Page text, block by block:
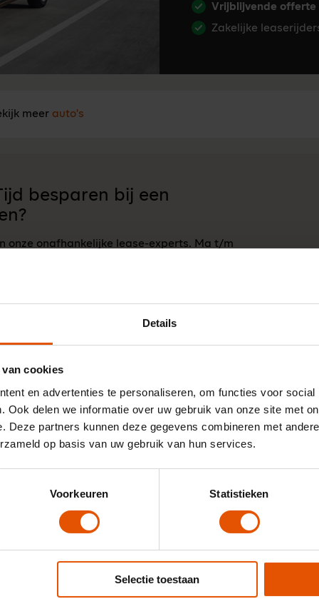
Details
cookies
en advertenties te personaliseren, om functies voor
Ook delen we informatie over uw gebruik van onze site met
Deze partners kunnen deze gegevens combineren met
op basis van uw gebruik van hun services.
Voorkeuren Statistieken
Selectie toestaan
Vrijblijvende offerte
Zakelijke
meer auto's
besparen bij een
onze onafhankelijke lease-experts. Ma t/m
Ik heb goede ervaring met Leaselinq,
duidelijk verhaal. Denken mee met het
aangeven waar een auto nog op voorraad
aangeboden. Prijstechnisch ook op goed
niveau.
9 Dhr. Wessels, Schiedam